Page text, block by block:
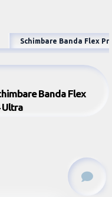
Schimbare Banda Flex
Banda Flex
Ultra